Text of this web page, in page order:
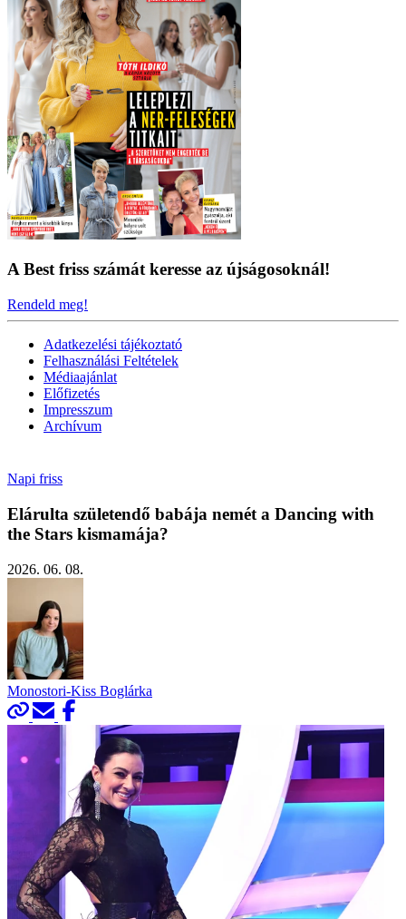
A Best friss számát keresse az újságosoknál!
Rendeld meg!
Adatkezelési tájékoztató
Felhasználási Feltételek
Médiaajánlat
Előfizetés
Impresszum
Archívum
Napi friss
Elárulta születendő babája nemét a Dancing with
the Stars kismamája?
2026. 06. 08.
Monostori-Kiss Boglárka